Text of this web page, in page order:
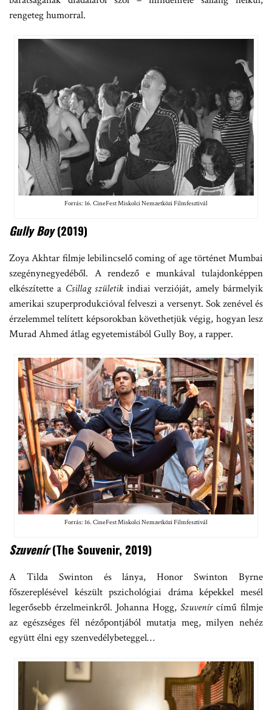
rengeteg humorral.
Forrás: 16. CineFest Miskolci Nemzetközi Filmfesztivál
Gully Boy(2019)
Zoya Akhtar filmje lebilincselő coming of age történet Mumbai
szegénynegyedéből. A rendező e munkával tulajdonképpen
elkészítette a Csillag születikindiai verzióját, amely bármelyik
amerikai szuperprodukcióval felveszi a versenyt. Sok zenével és
érzelemmel telített képsorokban követhetjük végig, hogyan lesz
Murad Ahmed átlag egyetemistából Gully Boy, a rapper.
Forrás: 16. CineFest Miskolci Nemzetközi Filmfesztivál
Szuvenír(The Souvenir, 2019)
A Tilda Swinton és lánya, Honor Swinton Byrne
főszereplésével készült pszichológiai dráma képekkel mesél
legerősebb érzelmeinkről. Johanna Hogg, Szuvenír című filmje
az egészséges fél nézőpontjából mutatja meg, milyen nehéz
együtt élni egy szenvedélybeteggel…